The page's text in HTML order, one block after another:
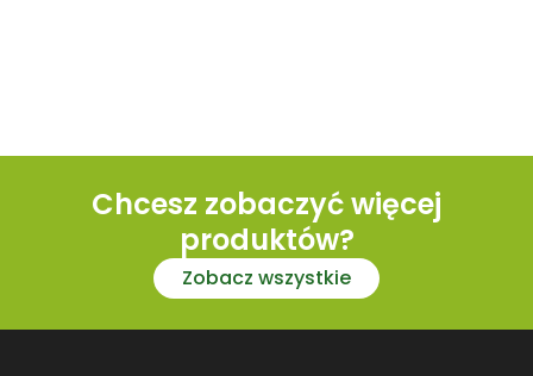
Chcesz zobaczyć więcej
produktów?
Zobacz wszystkie